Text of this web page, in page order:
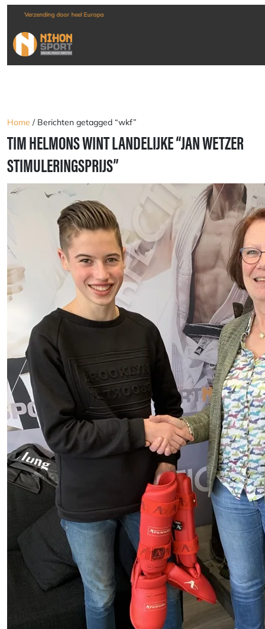
Verzending door heel Europa
Home / Berichten getagged “wkf”
TIM HELMONS WINT LANDELIJKE “JAN WETZER
STIMULERINGSPRIJS”